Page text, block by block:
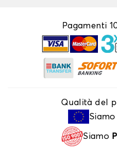
Pagamenti
Qualità del
Siamo
Siamo